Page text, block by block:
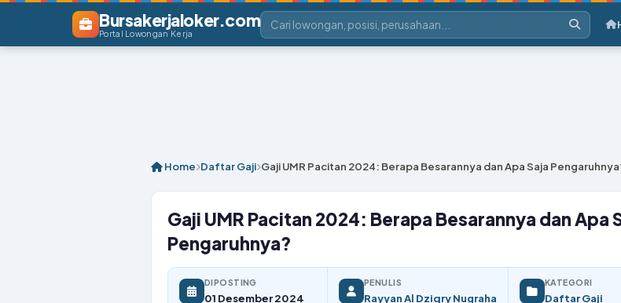
Bursakerjaloker.com
Portal Lowongan Kerja
Home Daftar Gaji Gaji UMR Pacitan 2024: Berapa Besarannya dan Apa Saja
Gaji UMR Pacitan 2024: Berapa Besarannya dan Apa
Pengaruhnya?
DIPOSTING
01 Desember 2024
PENULIS
Rayyan Al Dziqry Nugraha
KATEGORI
Daftar Gaji